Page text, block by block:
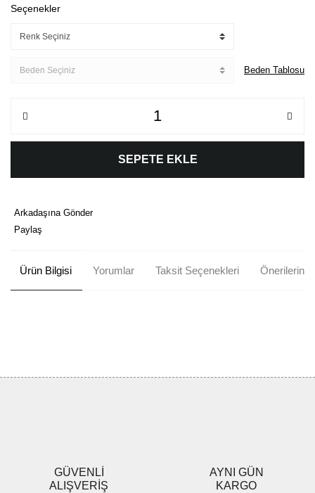
Seçenekler
Beden Tablosu
SEPETE EKLE
Arkadaşına Gönder
Paylaş
Ürün Bilgisi Yorumlar Taksit Seçenekleri Önerileriniz
Ürün fiyatı diğer sitelerden daha pahalı.
Bu ürüne benzer farklı alternatifler olmalı.
GÜVENLİ
ALIŞVERİŞ
AYNI GÜN
KARGO